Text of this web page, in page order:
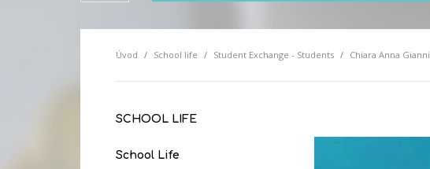
Úvod School life Student Exchange - Students Chiara Anna Gianni
SCHOOL LIFE
School Life